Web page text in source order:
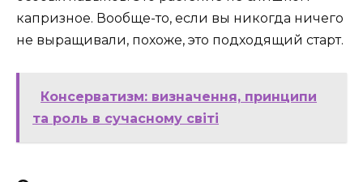
капризное. Вообще-то, если вы никогда ничего
не выращивали, похоже, это подходящий старт.
Консерватизм: визначення, принципи
та роль в сучасному світі